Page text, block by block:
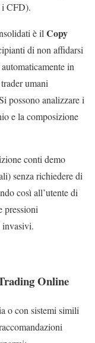
i CFD).
è il Copy
di non affidarsi
in
umani
possono analizzare i
e la composizione
conti demo
senza richiedere di
così all’utente di
pressioni
invasivi.
Online
o con sistemi simili